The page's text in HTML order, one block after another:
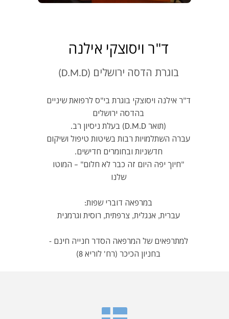
ד"ר ויסוצקי אילנה
בוגרת הדסה ירושלים (D.M.D)
ד"ר אילנה ויסוצקי בוגרת בי"ס לרפואת שיניים
בהדסה ירושלים
(תואר D.M.D) בעלת ניסיון רב.
עברה השתלמויות רבות בשיטות טיפול ושיקום
חדשניות ובחומרים חדישים.
"חיוך יפה היום זה כבר לא חלום" – המוטו
שלנו
במרפאה דוברי שפות:
עברית, אנגלית, צרפתית, רוסית וגרמנית
למתרפאים של המרפאה הסדר חנייה חינם -
בחניון הכיכר (רח' לוריא 8)